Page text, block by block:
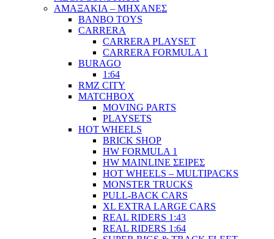
ΑΜΑΞΑΚΙΑ – ΜΗΧΑΝΕΣ
BANBO TOYS
CARRERA
CARRERA PLAYSET
CARRERA FORMULA 1
BURAGO
1:64
RMZ CITY
MATCHBOX
MOVING PARTS
PLAYSETS
HOT WHEELS
BRICK SHOP
HW FORMULA 1
HW MAINLINE ΣΕΙΡΕΣ
HOT WHEELS – MULTIPACKS
MONSTER TRUCKS
PULL-BACK CARS
XL EXTRA LARGE CARS
REAL RIDERS 1:43
REAL RIDERS 1:64